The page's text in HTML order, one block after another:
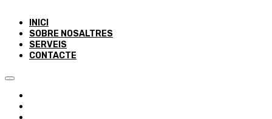
INICI
SOBRE NOSALTRES
SERVEIS
CONTACTE